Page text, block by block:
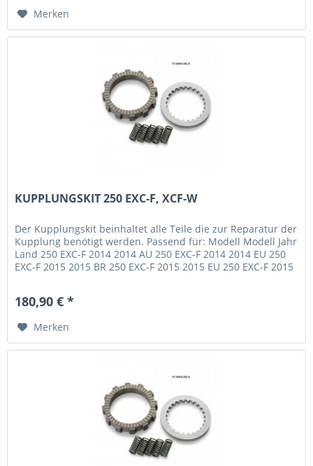
Merken
KUPPLUNGSKIT 250 EXC-F, XCF-W
Der Kupplungskit beinhaltet alle Teile die zur Reparatur der
Kupplung benötigt werden. Passend für: Modell Modell Jahr
Land 250 EXC-F 2014 2014 AU 250 EXC-F 2014 2014 EU 250
EXC-F 2015 2015 BR 250 EXC-F 2015 2015 EU 250 EXC-F 2015
180,90 € *
Merken